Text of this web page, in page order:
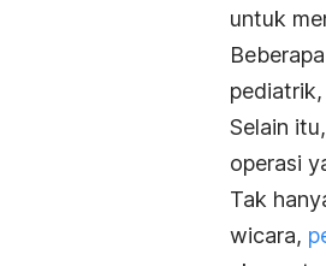
untuk
Selain
operasi
Tak
wicara,